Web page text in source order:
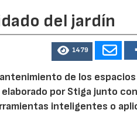
del jardín
1479
de los
por Stiga junto
inteligentes o